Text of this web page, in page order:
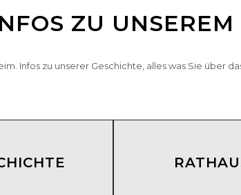
ZU UNSEREM
Infos zu unserer Geschichte, alles was Sie über